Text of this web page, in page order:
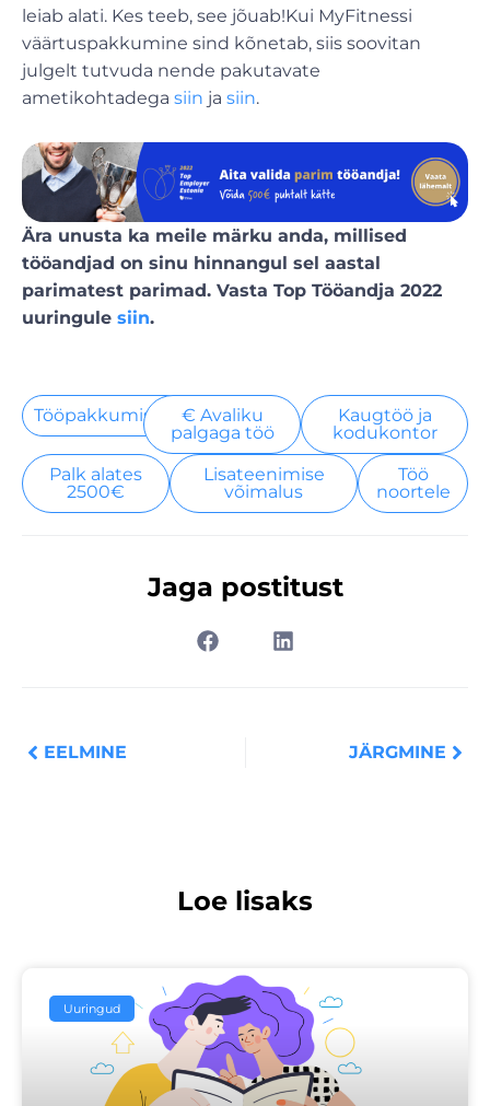
leiab alati. Kes teeb, see jõuab!Kui MyFitnessi
väärtuspakkumine sind kõnetab, siis soovitan
julgelt tutvuda nende pakutavate
ametikohtadega siin ja siin.
Ära unusta ka meile märku anda, millised
tööandjad on sinu hinnangul sel aastal
parimatest parimad. Vasta Top Tööandja 2022
uuringule siin.
Tööpakkumised
€ Avaliku
palgaga töö
Kaugtöö ja
kodukontor
Palk alates
2500€
Lisateenimise
võimalus
Töö
noortele
Jaga postitust
EELMINE JÄRGMINE
Loe lisaks
Uuringud